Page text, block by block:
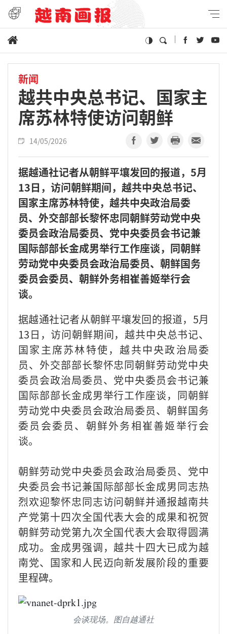
新闻
越共中央总书记、国家主
席苏林特使访问朝鲜
14/05/2026
据越通社记者从朝鲜平壤发回的报道，5月
13日，访问朝鲜期间，越共中央总书记、
国家主席苏林特使，越共中央政治局委
员、外交部部长黎怀忠同朝鲜劳动党中央
委员会政治局委员、党中央委员会书记兼
国际部部长金成男举行工作座谈，同朝鲜
劳动党中央委员会政治局委员、朝鲜国务
委员会委员、朝鲜外务相崔善姬举行会
谈。
据越通社记者从朝鲜平壤发回的报道，5月
13日，访问朝鲜期间，越共中央总书记、
国家主席苏林特使，越共中央政治局委
员、外交部部长黎怀忠同朝鲜劳动党中央
委员会政治局委员、党中央委员会书记兼
国际部部长金成男举行工作座谈，同朝鲜
劳动党中央委员会政治局委员、朝鲜国务
委员会委员、朝鲜外务相崔善姬举行会
谈。
朝鲜劳动党中央委员会政治局委员、党中
央委员会书记兼国际部部长金成男同志热
烈欢迎黎怀忠同志访问朝鲜并通报越南共
产党第十四次全国代表大会的成果和祝贺
朝鲜劳动党第九次全国代表大会取得圆满
成功。金成男强调，越共十四大已成为越
南党、国家和人民迈向新发展阶段的重要
里程碑。
会谈现场。图自越通社